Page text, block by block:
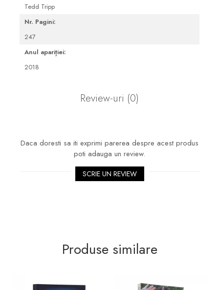
Tedd Tripp
Nr. Pagini:
247
Anul apariției:
2018
Review-uri (0)
Daca doresti sa iti exprimi parerea despre acest produs
poti adauga un review.
SCRIE UN REVIEW
Produse similare